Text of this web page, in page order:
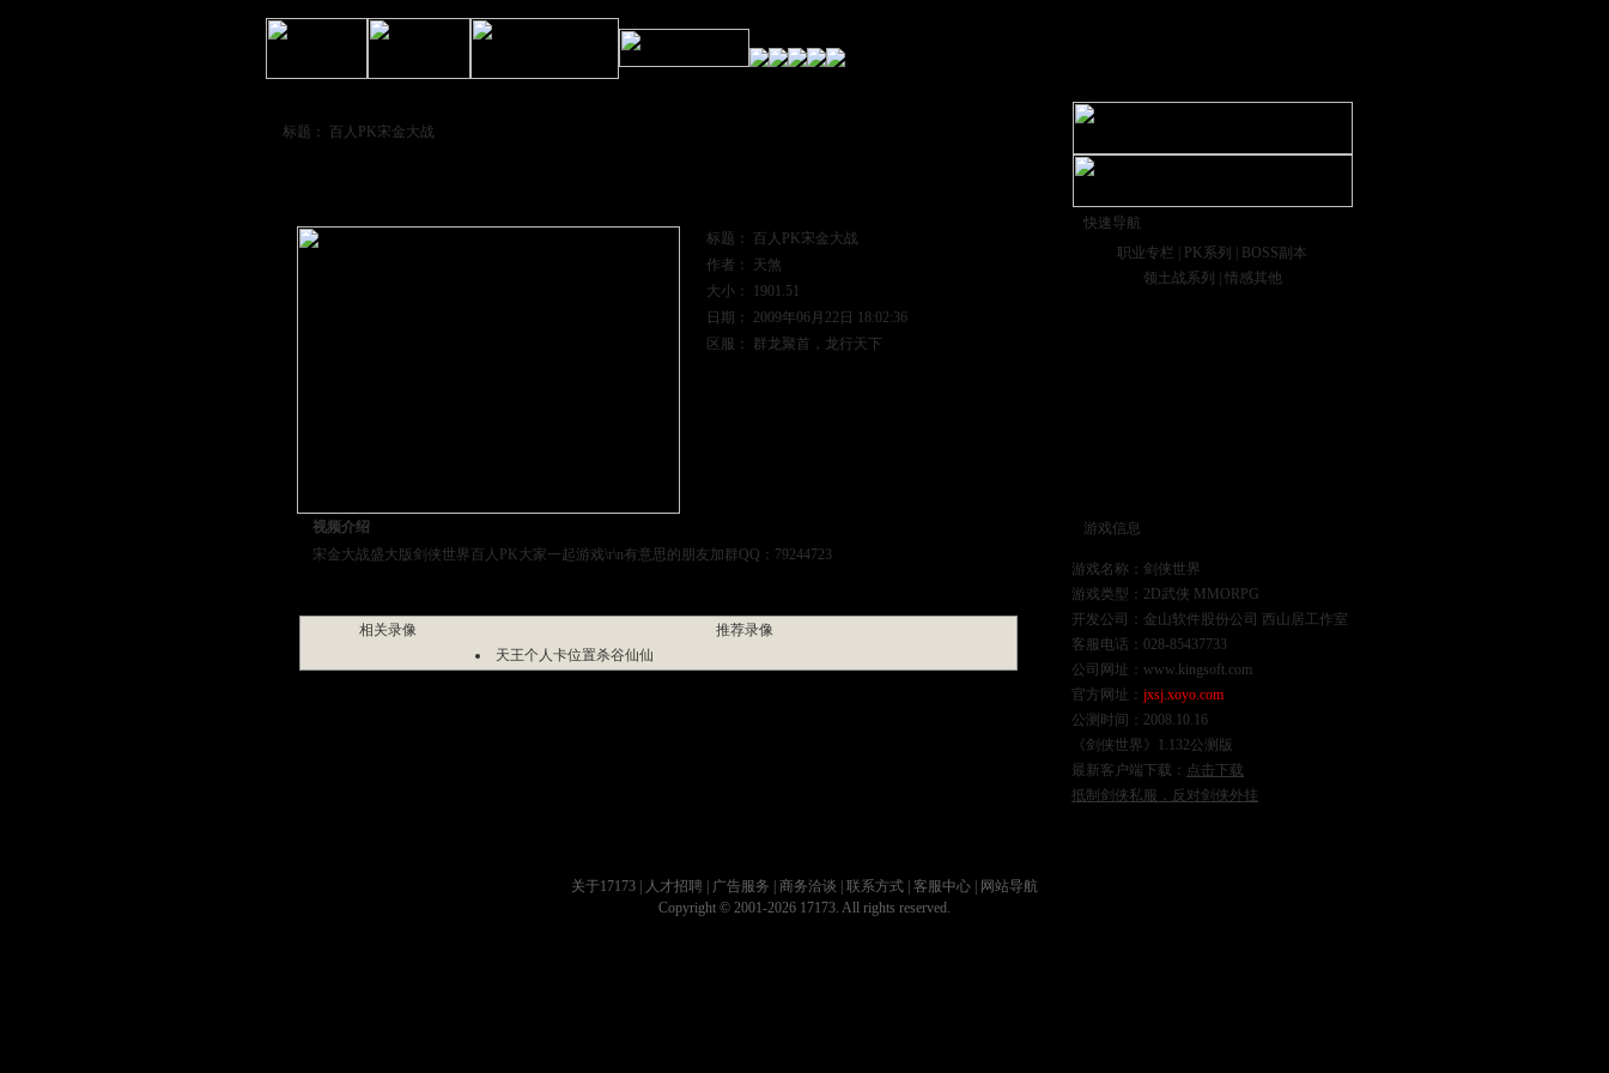
标题： 百人PK宋金大战
标题： 百人PK宋金大战
作者： 天煞
大小： 1901.51
日期： 2009年06月22日 18:02:36
区服： 群龙聚首，龙行天下
视频介绍
宋金大战盛大版剑侠世界百人PK大家一起游戏\r\n有意思的朋友加群QQ：79244723
相关录像
推荐录像
天王个人卡位置杀谷仙仙
快速导航
职业专栏
PK系列
BOSS副本
领土战系列
情感其他
游戏信息
游戏名称：剑侠世界
游戏类型：2D武侠 MMORPG
开发公司：金山软件股份公司 西山居工作室
客服电话：028-85437733
公司网址： www.kingsoft.com
官方网址： jxsj.xoyo.com
公测时间：2008.10.16
《剑侠世界》1.132公测版
最新客户端下载： 点击下载
抵制剑侠私服，反对剑侠外挂
关于17173 人才招聘 广告服务 商务洽谈 联系方式 客服中心
网站导航
Copyright © 2001-2026 17173. All rights reserved.